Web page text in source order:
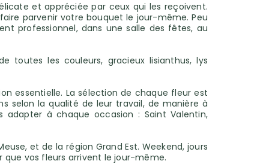
et appréciée par ceux qui les reçoivent.
parvenir votre bouquet le jour-même. Peu
professionnel, dans une salle des fêtes, au
toutes les couleurs, gracieux lisianthus, lys
essentielle. La sélection de chaque fleur est
selon la qualité de leur travail, de manière à
à chaque occasion : Saint Valentin,
et de la région Grand Est. Weekend, jours
que vos fleurs arrivent le jour-même.